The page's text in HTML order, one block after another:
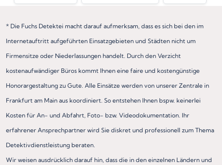
* Die Fuchs Detektei macht darauf aufmerksam, dass es sich bei den im
Internetauftritt aufgeführten Einsatzgebieten und Städten nicht um
Firmensitze oder Niederlassungen handelt. Durch den Verzicht
kostenaufwändiger Büros kommt Ihnen eine faire und kostengünstige
Honorargestaltung zu Gute. Alle Einsätze werden von unserer Zentrale in
Frankfurt am Main aus koordiniert. So entstehen Ihnen bspw. keinerlei
Kosten für An- und Abfahrt, Foto- bzw. Videodokumentation. Ihr
erfahrener Ansprechpartner wird Sie diskret und professionell zum Thema
Detektivdienstleistung beraten.
Wir weisen ausdrücklich darauf hin, dass die in den einzelnen Ländern und